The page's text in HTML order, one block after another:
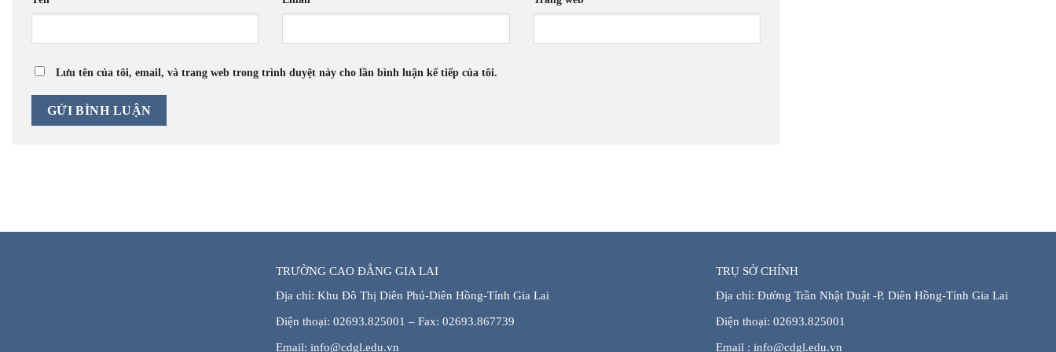
Lưu tên của tôi, email, và trang web trong trình duyệt này cho lần bình luận kế tiếp của tôi.
TRƯỜNG CAO ĐẲNG GIA LAI
Địa chỉ: Khu Đô Thị Diên Phú-Diên Hồng-Tỉnh Gia Lai
Điện thoại: 02693.825001 – Fax: 02693.867739
Email: info@cdgl.edu.vn
TRỤ SỞ CHÍNH
Địa chỉ: Đường Trần Nhật Duật -P. Diên Hồng-Tỉnh Gia Lai
Điện thoại: 02693.825001
Email : info@cdgl.edu.vn